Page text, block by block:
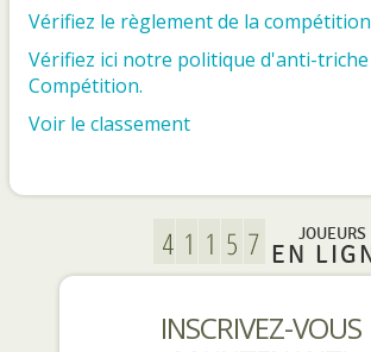
Vérifiez le règlement de la compétition
Vérifiez ici notre politique d'anti-triche
Compétition.
Voir le classement
JOUEURS
EN
INSCRIVEZ-VOUS